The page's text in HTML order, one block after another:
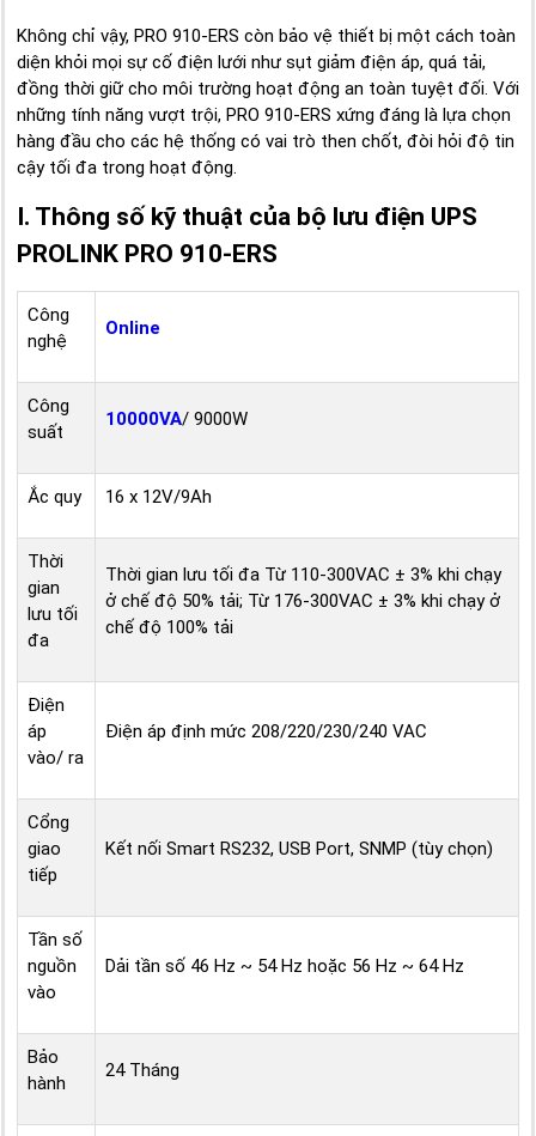
Không chỉ vậy, PRO 910-ERS còn bảo vệ thiết bị một cách toàn
diện khỏi mọi sự cố điện lưới như sụt giảm điện áp, quá tải,
đồng thời giữ cho môi trường hoạt động an toàn tuyệt đối. Với
những tính năng vượt trội, PRO 910-ERS xứng đáng là lựa chọn
hàng đầu cho các hệ thống có vai trò then chốt, đòi hỏi độ tin
cậy tối đa trong hoạt động.
I. Thông số kỹ thuật của bộ lưu điện UPS
PROLINK PRO 910-ERS
Công
nghệ
Online
Công
suất
10000VA/ 9000W
Ắc quy 16 x 12V/9Ah
Thời
gian
lưu tối
đa
Thời gian lưu tối đa Từ 110-300VAC ± 3% khi chạy
ở chế độ 50% tải; Từ 176-300VAC ± 3% khi chạy ở
chế độ 100% tải
Điện
áp
vào/ ra
Điện áp định mức 208/220/230/240 VAC
Cổng
giao
tiếp
Kết nối Smart RS232, USB Port, SNMP (tùy chọn)
Tần số
nguồn
vào
Dải tần số 46 Hz ~ 54 Hz hoặc 56 Hz ~ 64 Hz
Bảo
hành
24 Tháng